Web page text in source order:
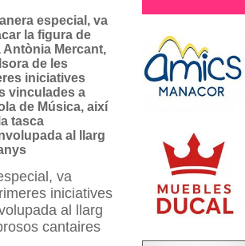
especial, va
la figura de
Antònia Mercant,
de les
iniciatives
vinculades a
de Música, així
tasca
al llarg
va
iniciatives
al llarg
cantaires